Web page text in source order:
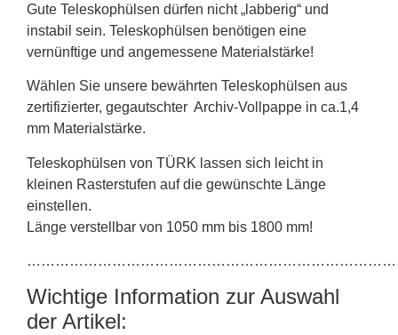
Gute Teleskophülsen dürfen nicht „labberig“ und
instabil sein. Teleskophülsen benötigen eine
vernünftige und angemessene Materialstärke!
Wählen Sie unsere bewährten Teleskophülsen aus
zertifizierter, gegautschter Archiv-Vollpappe in ca.1,4
mm Materialstärke.
Teleskophülsen von TÜRK lassen sich leicht in
kleinen Rasterstufen auf die gewünschte Länge
einstellen.
Länge verstellbar von 1050 mm bis 1800 mm!
Wichtige Information zur Auswahl
der Artikel: